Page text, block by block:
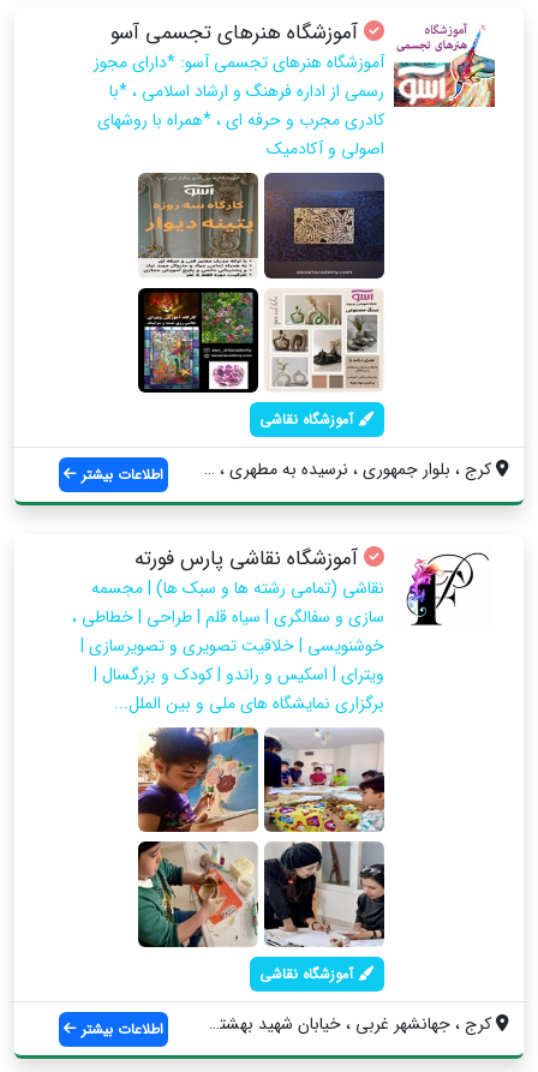
آموزشگاه هنرهای تجسمی آسو
آموزشگاه هنرهای تجسمی آسو: *دارای مجوز
رسمی از اداره فرهنگ و ارشاد اسلامی ، *با
کادری مجرب و حرفه ای ، *همراه با روشهای
اصولی و آکادمیک
آموزشگاه نقاشی
کرج ، بلوار جمهوری ، نرسیده به مطهری ، ک... اطلاعات بیشتر
آموزشگاه نقاشی پارس فورته
نقاشی (تمامی رشته ها و سبک ها) | مجسمه
سازی و سفالگری | سیاه قلم | طراحی | خطاطی ،
خوشنویسی | خلاقیت تصویری و تصویرسازی |
ویترای | اسکیس و راندو | کودک و بزرگسال |
برگزاری نمایشگاه های ملی و بین الملل...
آموزشگاه نقاشی
کرج ، جهانشهر غربی ، خیابان شهید بهشتی ،... اطلاعات بیشتر